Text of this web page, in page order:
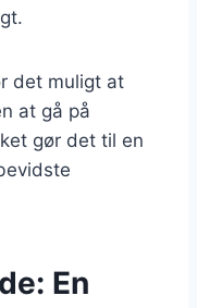
det muligt at
at gå på
gør det til en
En